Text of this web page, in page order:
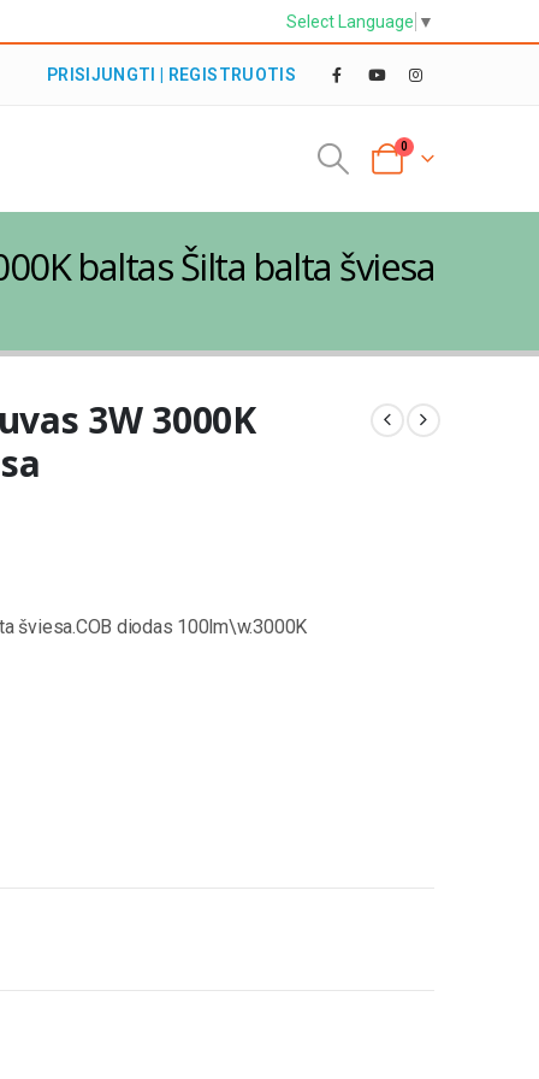
Select Language ▼
PRISIJUNGTI | REGISTRUOTIS
0
baltas Šilta balta šviesa
3W 3000K
šviesa.COB diodas 100lm\w.3000K